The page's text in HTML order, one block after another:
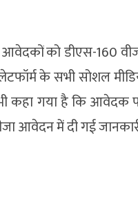
को डीएस-160
के सभी सोशल
कहा गया है कि आवेदक
आवेदन में दी गई